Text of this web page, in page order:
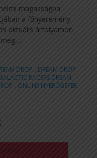
magasságba
a főnyeremény
aktuális árfolyamon
DROP
DREAM DROP
RACERS DREAM
, ONLINE NYERŐGÉPEK ,